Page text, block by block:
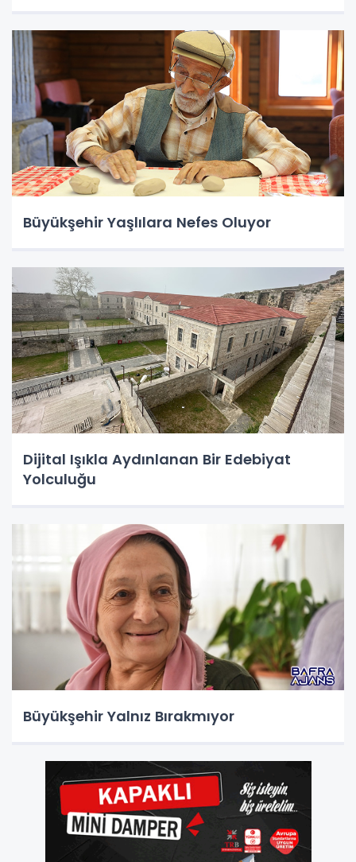
Büyükşehir Yaşlılara Nefes Oluyor
Dijital Işıkla Aydınlanan Bir Edebiyat
Yolculuğu
Büyükşehir Yalnız Bırakmıyor